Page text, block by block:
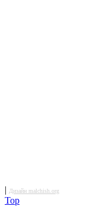
| Дизайн malchish.org
Top